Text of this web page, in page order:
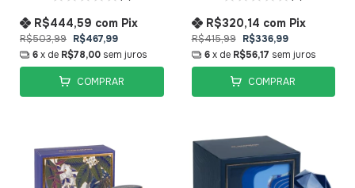
R$503,99 R$467,99
R$444,59 com Pix
6x de R$78,00 sem juros
COMPRAR
R$415,99 R$336,99
R$320,14 com Pix
6 x de R$56,17 sem juros
COMPRAR